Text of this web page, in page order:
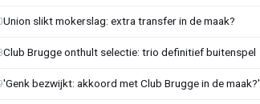
Union slikt mokerslag: extra transfer in de maak?
Club Brugge onthult selectie: trio definitief buitenspel
'Genk bezwijkt: akkoord met Club Brugge in de maak?'